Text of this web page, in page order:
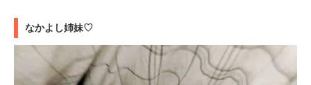
なかよし姉妹♡